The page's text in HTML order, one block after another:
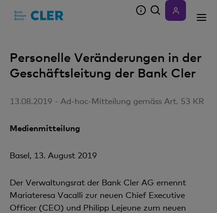
Personelle Veränderungen in der
Geschäftsleitung der Bank Cler
13.08.2019 - Ad-hoc-Mitteilung gemäss Art. 53 KR
Medienmitteilung
Basel, 13. August 2019
Der Verwaltungsrat der Bank Cler AG ernennt
Mariateresa Vacalli zur neuen Chief Executive
Officer (CEO) und Philipp Lejeune zum neuen